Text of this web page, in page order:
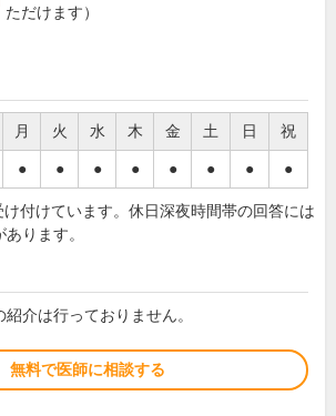
ただけます）
月 火 水 木 金 土 日 祝
● ● ● ● ● ● ● ●
付けています。休日深夜時間帯の回答には
ります。
介は行っておりません。
無料で医師に相談する